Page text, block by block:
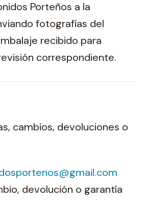
Porteños a la
fotografías del
recibido para
correspondiente.
cambios, devoluciones o
devolución o garantía